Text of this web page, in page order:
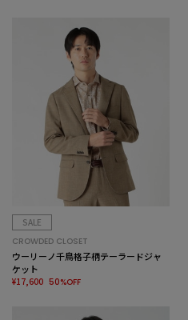
SALE
CROWDED CLOSET
ウーリーノ千鳥格子柄テーラードジャ
ケット
¥17,600 50%OFF